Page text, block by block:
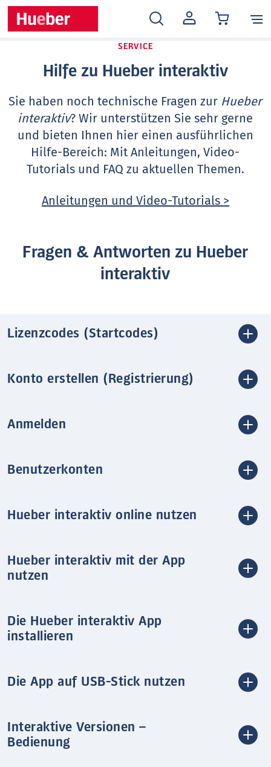
MEIN
KONTO
SERVICE
Hilfe zu Hueber interaktiv
Sie haben noch technische Fragen zur Hueber
interaktiv? Wir unterstützen Sie sehr gerne
und bieten Ihnen hier einen ausführlichen
Hilfe-Bereich: Mit Anleitungen, Video-
Tutorials und FAQ zu aktuellen Themen.
Anleitungen und Video-Tutorials >
Fragen & Antworten zu Hueber
interaktiv
Lizenzcodes (Startcodes)
Konto erstellen (Registrierung)
Anmelden
Benutzerkonten
Hueber interaktiv online nutzen
Hueber interaktiv mit der App
nutzen
Die Hueber interaktiv App
installieren
Die App auf USB-Stick nutzen
Interaktive Versionen –
Bedienung